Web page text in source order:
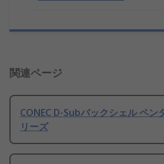
関連ページ
CONEC D-Subバックシェル ペン
リーズ